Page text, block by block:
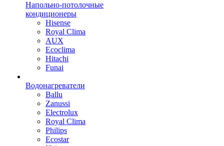
Напольно-потолочные
кондиционеры
Hisense
Royal Clima
AUX
Ecoclima
Hitachi
Funai
Водонагреватели
Ballu
Zanussi
Electrolux
Royal Clima
Philips
Ecostar